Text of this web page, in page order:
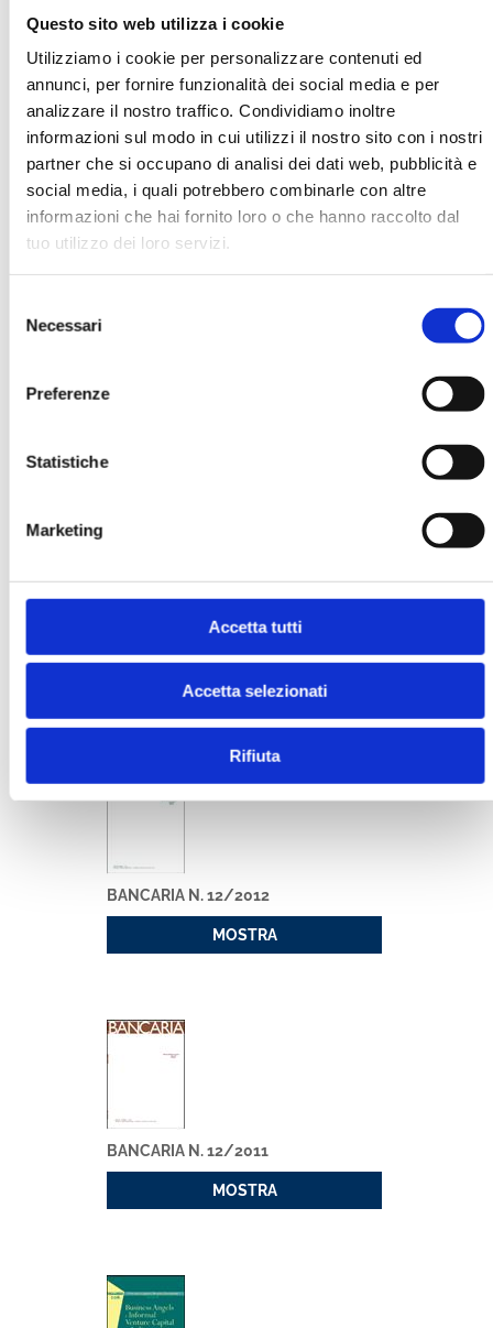
Questo sito web utilizza i cookie
Utilizziamo i cookie per personalizzare contenuti ed
annunci, per fornire funzionalità dei social media e per
analizzare il nostro traffico. Condividiamo inoltre
informazioni sul modo in cui utilizzi il nostro sito con i nostri
partner che si occupano di analisi dei dati web, pubblicità e
social media, i quali potrebbero combinarle con altre
informazioni che hai fornito loro o che hanno raccolto dal
tuo utilizzo dei loro servizi.
delNecessari
Preferenze
Statistiche
Marketing
Accetta tutti
Accetta selezionati
Rifiuta
THE ITALIAN BANKS: WHICH WILL BE
THE "NEW NORMAL"? - INDUSTRIAL,
INSTITUTIONAL AND BEHAVIOURAL
ECONOMICS
MOSTRA
BANCARIA N. 12/2012
MOSTRA
BANCARIA N. 12/2011
MOSTRA